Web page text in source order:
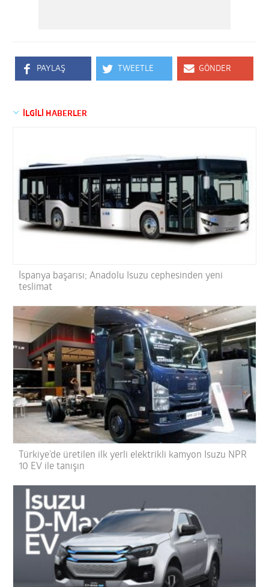
PAYLAŞ TWEETLE GÖNDER
İLGİLİ HABERLER
İspanya başarısı; Anadolu Isuzu cephesinden yeni
teslimat
Türkiye’de üretilen ilk yerli elektrikli kamyon Isuzu NPR
10 EV ile tanışın